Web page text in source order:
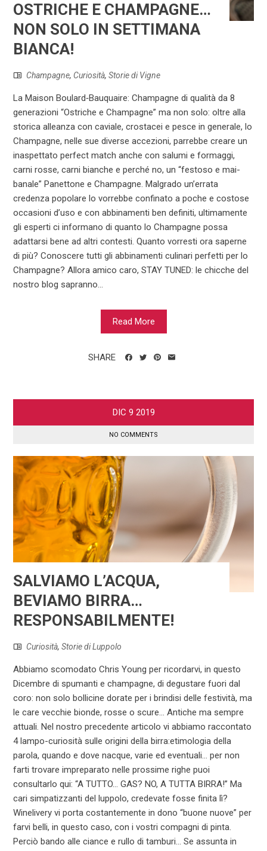
OSTRICHE E CHAMPAGNE…
NON SOLO IN SETTIMANA
BIANCA!
Champagne, Curiosità,Storie di Vigne
La Maison Boulard‐Bauquaire: Champagne di qualità da 8
generazioni “Ostriche e Champagne” ma non solo: oltre alla
storica alleanza con caviale, crostacei e pesce in generale, lo
Champagne, nelle sue diverse accezioni, parrebbe creare un
inaspettato perfect match anche con salumi e formaggi,
carni rosse, carni bianche e perché no, un “festoso e mai-
banale” Panettone e Champagne. Malgrado un’errata
credenza popolare lo vorrebbe confinato a poche e costose
occasioni d’uso e con abbinamenti ben definiti, ultimamente
gli esperti ci informano di quanto lo Champagne possa
adattarsi bene ad altri contesti. Quanto vorresti ora saperne
di più? Conoscere tutti gli abbinamenti culinari perfetti per lo
Champagne? Allora amico caro, STAY TUNED: le chicche del
nostro blog sapranno...
Read More
SHARE
DIC 9 2019
NO COMMENTS
SALVIAMO L’ACQUA,
BEVIAMO BIRRA…
RESPONSABILMENTE!
Curiosità,Storie di Luppolo
Abbiamo scomodato Chris Young per ricordarvi, in questo
Dicembre di spumanti e champagne, di degustare fuori dal
coro: non solo bollicine dorate per i brindisi delle festività, ma
le care vecchie bionde, rosse o scure… Antiche ma sempre
attuali. Nel nostro precedente articolo vi abbiamo raccontato
4 lampo-curiosità sulle origini della birra:etimologia della
parola, quando e dove nacque, varie ed eventuali… per non
farti trovare impreparato nelle prossime righe puoi
consultarlo qui: “A TUTTO… GAS? NO, A TUTTA BIRRA!” Ma
cari simpatizzanti del luppolo, credevate fosse finita lì?
Winelivery vi porta costantemente in dono “buone nuove” per
farvi belli, in questo caso, con i vostri compagni di pinta.
Perciò bando alle ciance e rullo di tamburi… Se assunta in